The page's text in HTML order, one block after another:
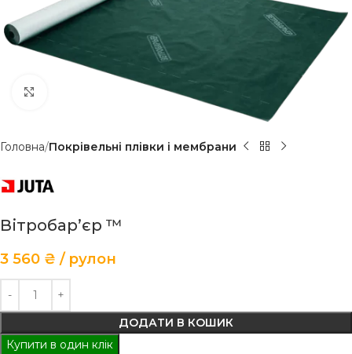
Клацніть, щоб збільшити
Головна Покрівельні плівки і мембрани
Вітробар’єр ™
3 560 ₴ рулон
ДОДАТИ В КОШИК
Купити в один клік